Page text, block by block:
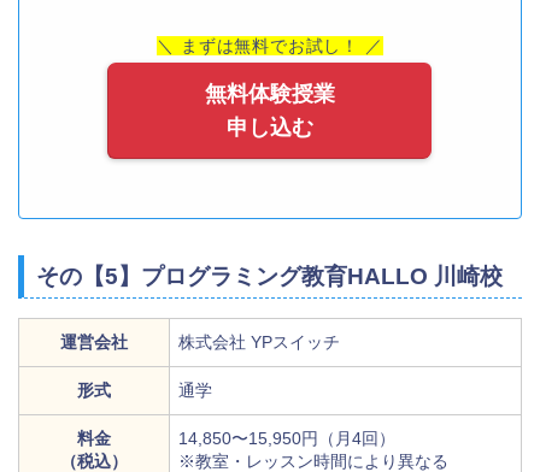
＼ まずは無料でお試し！ ／
無料体験授業
申し込む
その【5】プログラミング教育HALLO 川崎校
運営会社 株式会社 YPスイッチ
形式 通学
料金
（税込）
14,850〜15,950円（月4回）
※教室・レッスン時間により異なる